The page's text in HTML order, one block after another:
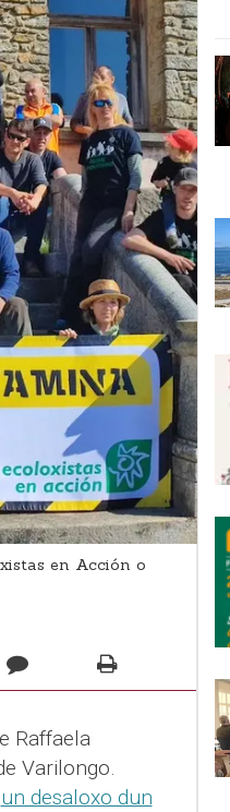
en Acción o
Raffaela
Varilongo.
un desaloxo dun